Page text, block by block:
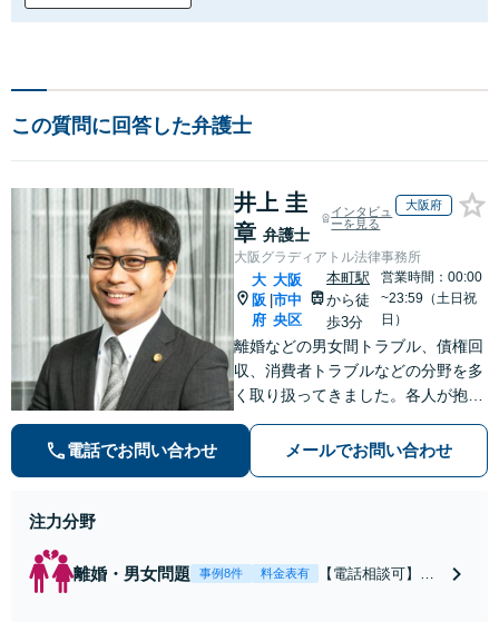
この質問に回答した弁護士
井上 圭
章 弁護士
インタビュ
ーを見る
大阪府
大阪グラディアトル法律事務所
大
阪
府
|
大阪
市中
央区
本町駅
から徒
歩3分
営業時間：00:00
~23:59（土日祝
日）
離婚などの男女間トラブル、債権回
収、消費者トラブルなどの分野を多
く取り扱ってきました。各人が抱え
解決方法があります。詳細な打ち合
わせをさせていただきます。お気軽
電話でお問い合わせ メールでお問い合わせ
注力分野
離婚・男女問題 事例8件 料金表有
【電話相談可】不